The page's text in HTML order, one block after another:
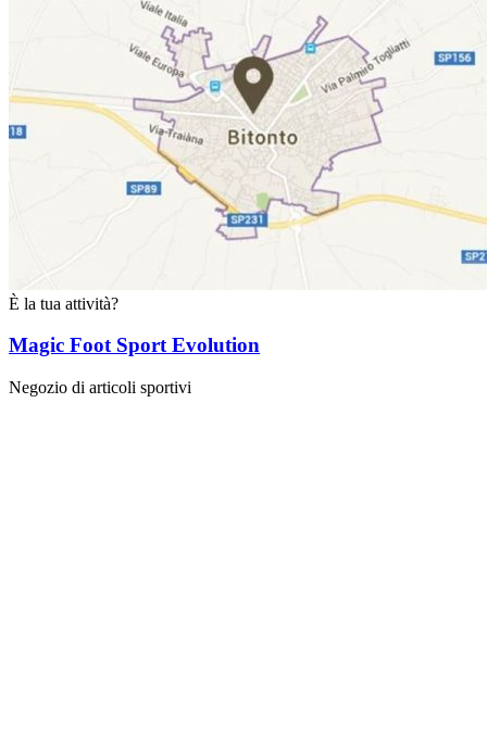
È la tua attività?
Magic Foot Sport Evolution
Negozio di articoli sportivi